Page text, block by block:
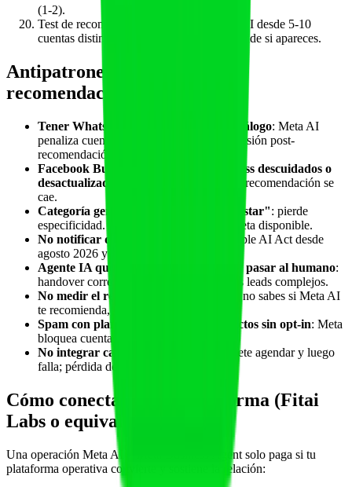
(1-2).
Test de recomendación: pregunta a Meta AI desde 5-10
cuentas distintas con prompts realistas y mide si apareces.
Antipatrones que cuestan
recomendaciones perdidas
Tener WhatsApp Business pero sin catálogo: Meta AI
penaliza cuentas que no facilitan la conversión post-
recomendación.
Facebook Business y Instagram Business descuidados o
desactualizados
: la fuente principal de la recomendación se
cae.
Categoría genérica tipo "Salud y bienestar": pierde
especificidad. Usa la categoría más concreta disponible.
No notificar que el agente es IA
: incumple AI Act desde
agosto 2026 y daña confianza.
Agente IA que no sabe cuándo callar y pasar al humano:
handover correcto es clave; sin él, pierdes leads complejos.
No medir el recommendation reach
: si no sabes si Meta AI
te recomienda, no puedes optimizar.
Spam con plantillas outbound a contactos sin opt-in: Meta
bloquea cuentas rápido y limpio.
No integrar calendario
: el agente promete agendar y luego
falla; pérdida de confianza inmediata.
Cómo conecta con tu plataforma (Fitai
Labs o equivalente)
Una operación Meta AI + Meta Business Agent solo paga si tu
plataforma operativa convierte y sostiene la relación: